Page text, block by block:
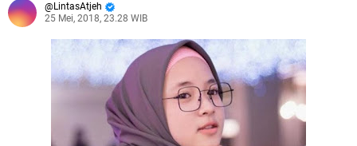
LintasAtjeh
25 Mei, 2018, 23.28 WIB